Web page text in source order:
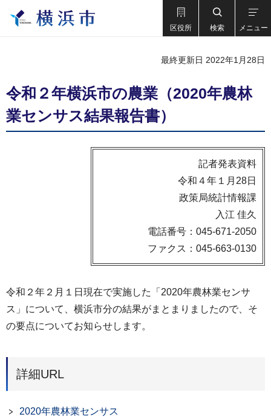
区役所 検索 メニュー
最終更新日 2022年1月28日
令和２年横浜市の農業（2020年農林
業センサス結果報告書）
記者発表資料
令和４年１月28日
政策局統計情報課
入江 佳久
電話番号：045-671-2050
ファクス：045-663-0130
令和２年２月１日現在で実施した「2020年農林業センサ
ス」について、横浜市分の結果がまとまりましたので、そ
の要点についてお知らせします。
詳細URL
2020年農林業センサス